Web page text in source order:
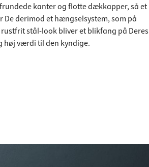
kanter og flotte dækkapper, så et
De derimod et hængselsystem, som på
stål-look bliver et blikfang på Deres
høj værdi til den kyndige.